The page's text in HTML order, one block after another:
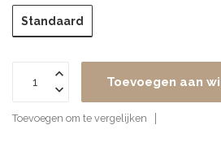
Standaard
Toevoegen aan
Toevoegen om te vergelijken